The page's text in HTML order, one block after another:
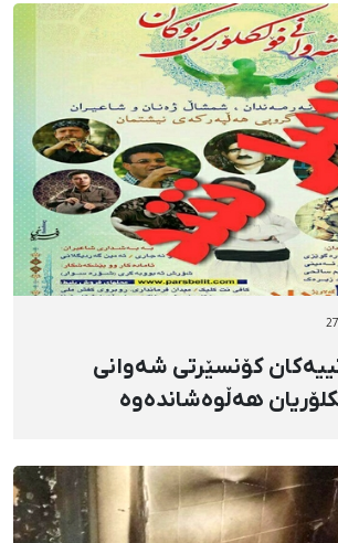
کۆنسێرتی شەوانی
هەڵوەشاندەوە